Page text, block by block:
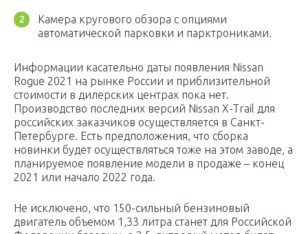
Камера кругового обзора с опциями
автоматической парковки и парктрониками.
Информации касательно даты появления Nissan
Rogue 2021 на рынке России и приблизительной
стоимости в дилерских центрах пока нет.
Производство последних версий Nissan X-Trail для
российских заказчиков осуществляется в Санкт-
Петербурге. Есть предположения, что сборка
новинки будет осуществляться тоже на этом заводе, а
планируемое появление модели в продаже – конец
2021 или начало 2022 года.
Не исключено, что 150-сильный бензиновый
двигатель объемом 1,33 литра станет для Российской